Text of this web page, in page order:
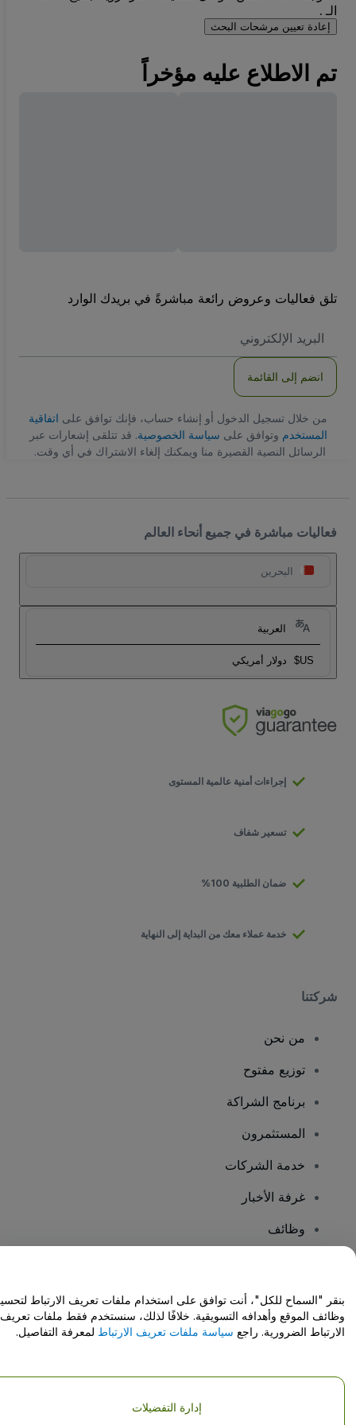
الـ .
إعادة تعيين مرشحات البحث
تم الاطلاع عليه مؤخراً
تلق فعاليات وعروض رائعة مباشرةً في بريدك الوارد
الاكتروني
انضم إلى القائمة
من خلال تسجيل الدخول أو إنشاء حساب، فإنك توافق على اتفاقية
المستخدم وتوافق على سياسة الخصوصية. قد تتلقى إشعارات عبر
الرسائل النصية القصيرة منا ويمكنك إلغاء الاشتراك في أي وقت.
فعاليات مباشرة في جميع أنحاء العالم
البحرين
العربية
US$ دولار أمريكي
إجراءات أمنية عالمية المستوى
تسعير شفاف
ضمان الطلبية 100%
خدمة عملاء معك من البداية إلى النهاية
شركتنا
من نحن
توزيع مفتوح
برنامج الشراكة
المستثمرون
خدمة الشركات
غرفة الأخبار
وظائف
مركز المساعدة / اتصل بنا
حقوق النشر © شركة فياجوجو المحدودة 2026
تفاصيل الشركة
بنقر "السماح للكل"، أنت توافق على استخدام ملفات تعريف الارتباط
وظائف الموقع وأهدافه التسويقية. خلافًا لذلك، سنستخدم فقط ملفات تعريف
الارتباط الضرورية. راجع سياسة ملفات تعريف الارتباط لمعرفة التفاصيل.
إدارة التفضيلات